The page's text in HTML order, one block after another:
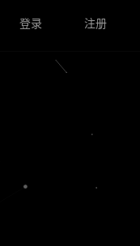
登录 注册